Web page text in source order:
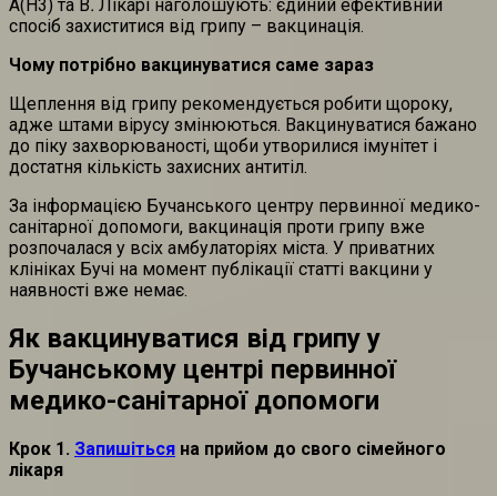
А(H3) та В. Лікарі наголошують: єдиний ефективний
спосіб захиститися від грипу – вакцинація.
Чому потрібно вакцинуватися саме зараз
Щеплення від грипу рекомендується робити щороку,
адже штами вірусу змінюються. Вакцинуватися бажано
до піку захворюваності, щоби утворилися імунітет і
достатня кількість захисних антитіл.
За інформацією Бучанського центру первинної медико-
санітарної допомоги, вакцинація проти грипу вже
розпочалася у всіх амбулаторіях міста. У приватних
клініках Бучі на момент публікації статті вакцини у
наявності вже немає.
Як вакцинуватися від грипу у
Бучанському центрі первинної
медико-санітарної допомоги
Крок 1. Запишіться на прийом до свого сімейного
лікаря